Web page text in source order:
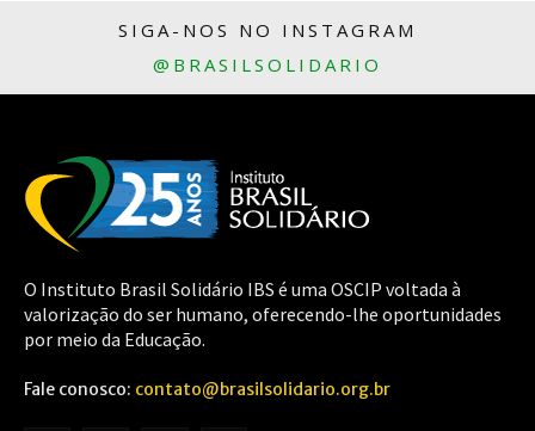
SIGA-NOS NO INSTAGRAM
@BRASILSOLIDARIO
O Instituto Brasil Solidário IBS é uma OSCIP voltada à
valorização do ser humano, oferecendo-lhe oportunidades
por meio da Educação.
Fale conosco: contato@brasilsolidario.org.br